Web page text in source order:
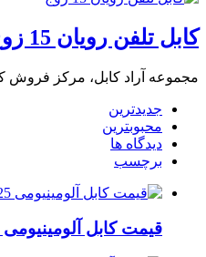
کابل تلفن رویان 15 زوج خرید عمده
مجموعه آراد کابل، مرکز فروش کابل تلفن رویان 15
جدیدترین
محبوبترین
دیدگاه ها
برچسب
قیمت کابل آلومینیومی 25*4 نمایندگی فروش تهران لاله زار